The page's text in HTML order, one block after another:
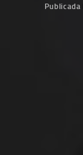
Publicada